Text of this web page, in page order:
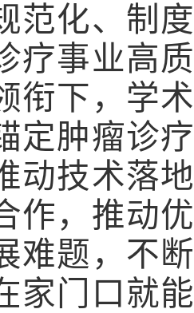
范化、制
疗事业高
衔下，学
定肿瘤诊
动技术落
作，推动
难题，不
家门口就